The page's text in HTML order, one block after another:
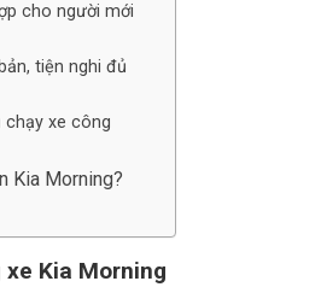
cho người mới
tiện nghi đủ
chạy xe công
Kia Morning?
xe Kia Morning